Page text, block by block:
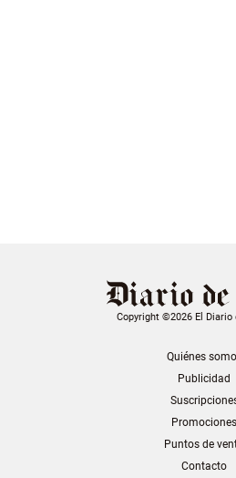
Copyright ©2026 El Diario
Quiénes
Publicidad
Promociones
Puntos de
Contacto